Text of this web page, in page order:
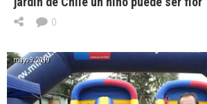
0
mayo 9, 2019